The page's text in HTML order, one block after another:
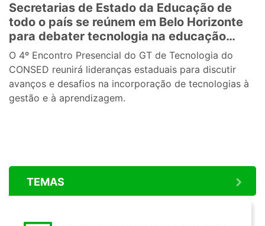
Secretarias de Estado da Educação de
todo o país se reúnem em Belo Horizonte
para debater tecnologia na educação
pública
O 4º Encontro Presencial do GT de Tecnologia do
CONSED reunirá lideranças estaduais para discutir
avanços e desafios na incorporação de tecnologias à
gestão e à aprendizagem.
TEMAS